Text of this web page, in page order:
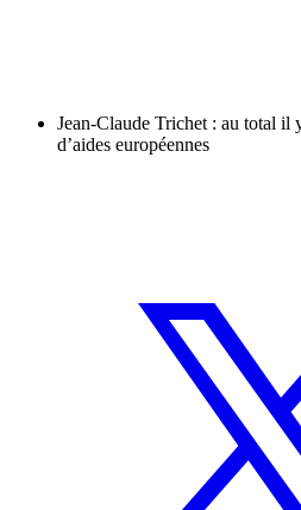
Jean-Claude Trichet : au total il
d’aides européennes